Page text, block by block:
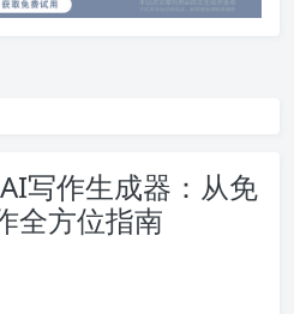
写作生成器：从免
全方位指南